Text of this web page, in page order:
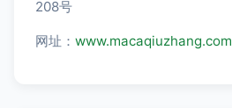
208号
网址： www.macaqiuzhang.com